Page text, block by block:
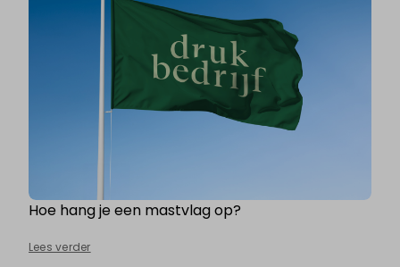
Hoe hang je een mastvlag op?
Lees verder